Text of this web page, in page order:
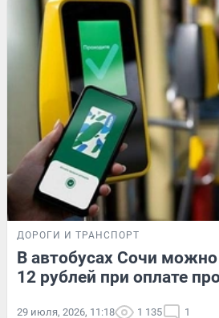
ДОРОГИ И ТРАНСПОРТ
В автобусах Сочи
12 рублей при оплате
29 июля, 2026, 11:18 1 135 1